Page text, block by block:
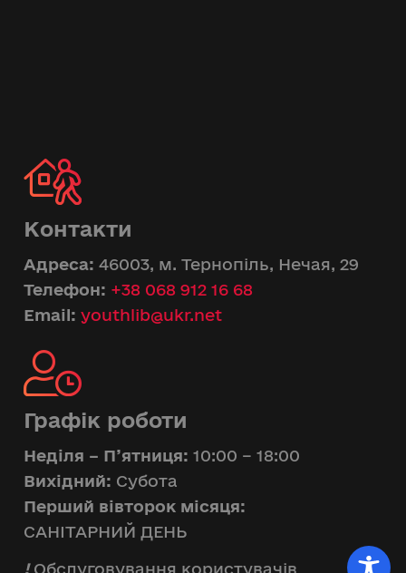
Контакти
Адреса: 46003, м. Тернопіль, Нечая, 29
Телефон: +38 068 912 16 68
Email: youthlib@ukr.net
Графік роботи
Неділя – П’ятниця: 10:00 – 18:00
Вихідний: Субота
Перший вівторок місяця:
САНІТАРНИЙ ДЕНЬ
!Обслуговування користувачів